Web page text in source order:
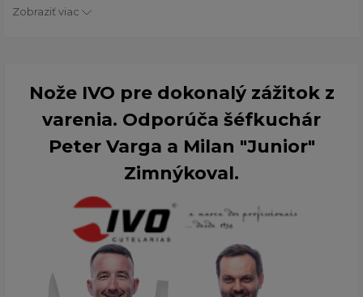
Zobraziť viac
Nože IVO pre dokonalý zážitok z
varenia. Odporúča šéfkuchár
Peter Varga a Milan "Junior"
Zimnýkoval.